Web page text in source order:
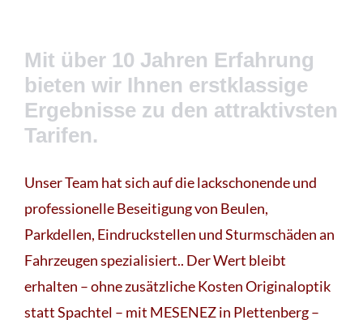
Mit über 10 Jahren Erfahrung
bieten wir Ihnen erstklassige
Ergebnisse zu den attraktivsten
Tarifen.
Unser Team hat sich auf die lackschonende und
professionelle Beseitigung von Beulen,
Parkdellen, Eindruckstellen und Sturmschäden an
Fahrzeugen spezialisiert.. Der Wert bleibt
erhalten – ohne zusätzliche Kosten Originaloptik
statt Spachtel – mit MESENEZ in Plettenberg –